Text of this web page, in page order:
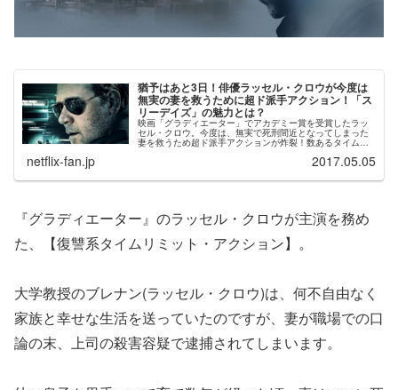
猶予はあと3日！俳優ラッセル・クロウが今度は
無実の妻を救うために超ド派手アクション！「ス
リーデイズ」の魅力とは？
映画「グラディエーター」でアカデミー賞を受賞したラッ
セル・クロウ。今度は、無実で死刑間近となってしまった
妻を救うため超ド派手アクションが炸裂！数あるタイムリ
netflix-fan.jp 2017.05.05
『グラディエーター』のラッセル・クロウが主演を務め
た、【復讐系タイムリミット・アクション】。
大学教授のブレナン(ラッセル・クロウ)は、何不自由なく
家族と幸せな生活を送っていたのですが、妻が職場での口
論の末、上司の殺害容疑で逮捕されてしまいます。